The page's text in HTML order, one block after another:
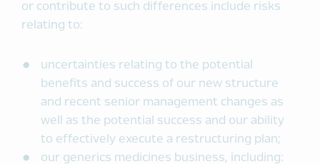
or contribute to such differences include risks
relating to:
uncertainties relating to the potential
benefits and success of our new structure
and recent senior management changes as
well as the potential success and our ability
to effectively execute a restructuring plan;
our generics medicines business, including: